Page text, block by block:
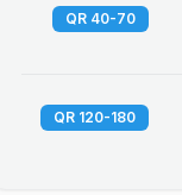
40-70 QR
120-180 QR